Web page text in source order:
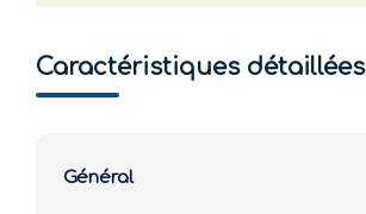
Caractéristiques détaillées
Général